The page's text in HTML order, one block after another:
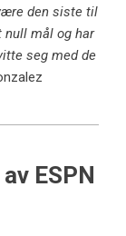
den siste til
null mål og har
seg med de
ESPN